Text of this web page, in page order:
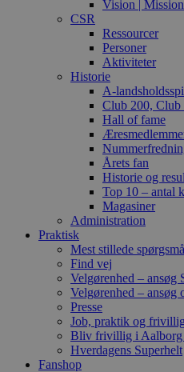
Vision | Mission
CSR
Ressourcer
Personer
Aktiviteter
Historie
A-
Club 200,
Hall of fame
Årets fan
Historie og
Top 10 – antal
Magasiner
Administration
Praktisk
Mest stillede
Find vej
Velgørenhed – ansøg
Velgørenhed – ansøg
Presse
Job, praktik og
Bliv frivillig i Aalborg
Hverdagens Superhelt
Fanshop